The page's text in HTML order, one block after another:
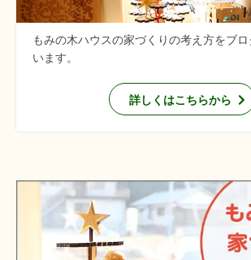
もみの木ハウスの家づくりの考え方をブ
います。
詳しくはこちらから